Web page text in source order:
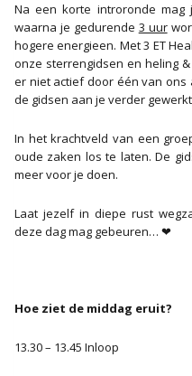
Na een korte introronde
waarna je gedurende 3 uur
hogere energieen. Met 3 ET
onze sterrengidsen en heling
er niet actief door één van
de gidsen aan je verder
In het krachtveld van een
oude zaken los te laten. De
meer voor je doen.
Laat jezelf in diepe rust
deze dag mag gebeuren… ❤
Hoe ziet de middag eruit?
13.30 – 13.45 Inloop